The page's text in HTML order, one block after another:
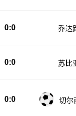
0:0
乔达